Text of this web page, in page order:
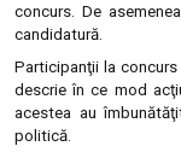
concurs. De
candidatură.
Participanţii la
descrie în ce mod
acestea au
politică.